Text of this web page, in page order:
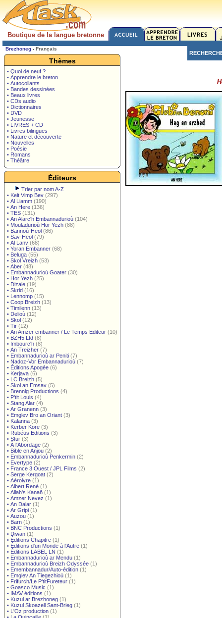
Boutique de la langue bretonne
Brezhoneg - Français
Thèmes
• Quoi de neuf ?
• Apprendre le breton
• Autocollants
• Bandes dessinées
• Beaux livres
• CDs audio
• Dictionnaires
• DVD
• Jeunesse
• LIVRES + CD
• Livres bilingues
• Nature et découverte
• Nouvelles
• Poésie
• Romans
• Théâtre
Éditeurs
Trier par nom A-Z
• Keit Vimp Bev (297)
• Al Liamm (190)
• An Here (136)
• TES (131)
• An Alarc'h Embannadurioù (104)
• Mouladurioù Hor Yezh (88)
• Bannoù-Heol (86)
• Sav-Heol (79)
• Al Lanv (68)
• Yoran Embanner (68)
• Beluga (55)
• Skol Vreizh (53)
• Aber (48)
• Embannadurioù Goater (30)
• Hor Yezh (25)
• Dizale (19)
• Skrid (16)
• Lennomp (15)
• Coop Breizh (13)
• Timilenn (13)
• Delioù (12)
• Skol (12)
• Tir (12)
• An Amzer embanner / Le Temps Editeur (10)
• BZH5 Ltd (8)
• Imbourc'h (8)
• An Treizher (7)
• Embannadurioù ar Peniti (7)
• Nadoz-Vor Embannadurioù (7)
• Éditions Apogée (6)
• Kerjava (6)
• LC Breizh (5)
• Skol an Emsav (5)
• Brennig Productions (4)
• P'tit Louis (4)
• Stang Alar (4)
• Ar Granenn (3)
• Emglev Bro an Oriant (3)
• Kalanna (3)
• Kerber Kore (3)
• Rubéüs Editions (3)
• Stur (3)
• À l'Abordage (2)
• Bible en Anjou (2)
• Embannadurioù Penkermin (2)
• Evertype (2)
• France 3 Ouest / JPL Films (2)
• Serge Kergoat (2)
• Aérolyre (1)
• Albert René (1)
• Allah's Kanañ (1)
• Amzer Nevez (1)
• An Dalar (1)
• Ar Gripi (1)
• Auzou (1)
• Barn (1)
• BNC Productions (1)
• Diwan (1)
• Éditions Chapitre (1)
• Éditions d'un Monde à l'Autre (1)
• Éditions LABEL LN (1)
• Embannadurioù ar Mendu (1)
• Embannadurioù Breizh Odyssée (1)
• Emembannadur/Auto-édition (1)
• Emglev An Tiegezhioù (1)
• Frifurch/Le P'titFureteur (1)
• Goasco Music (1)
• IMAV éditions (1)
• Kuzul ar Brezhoneg (1)
• Kuzul Skoazell Sant-Brieg (1)
• L'Oz production (1)